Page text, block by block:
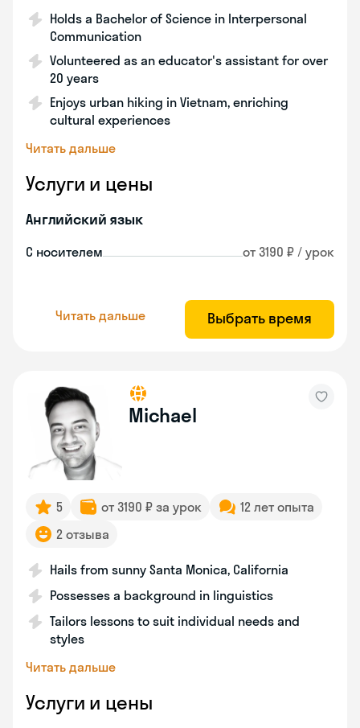
Holds a Bachelor of Science in Interpersonal
Communication
Volunteered as an educator's assistant for over
20 years
Enjoys urban hiking in Vietnam, enriching
cultural experiences
Читать дальше
Услуги и цены
Английский язык
С носителем от 3190 ₽ / урок
Читать дальше Выбрать время
Michael
5 от 3190 ₽ за урок
12 лет опыта
2 отзыва
Hails from sunny Santa Monica, California
Possesses a background in linguistics
Tailors lessons to suit individual needs and
styles
Читать дальше
Услуги и цены